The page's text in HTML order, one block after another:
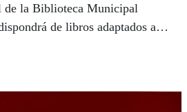
de la Biblioteca Municipal
de libros adaptados al